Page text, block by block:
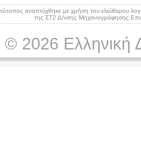
αναπτύχθηκε με χρήση του ελεύθερου
της ΣΤ2 Δ/νσης Μηχανογράφησης
2026